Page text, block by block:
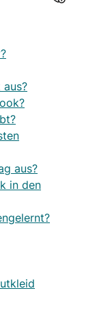
aus?
in den